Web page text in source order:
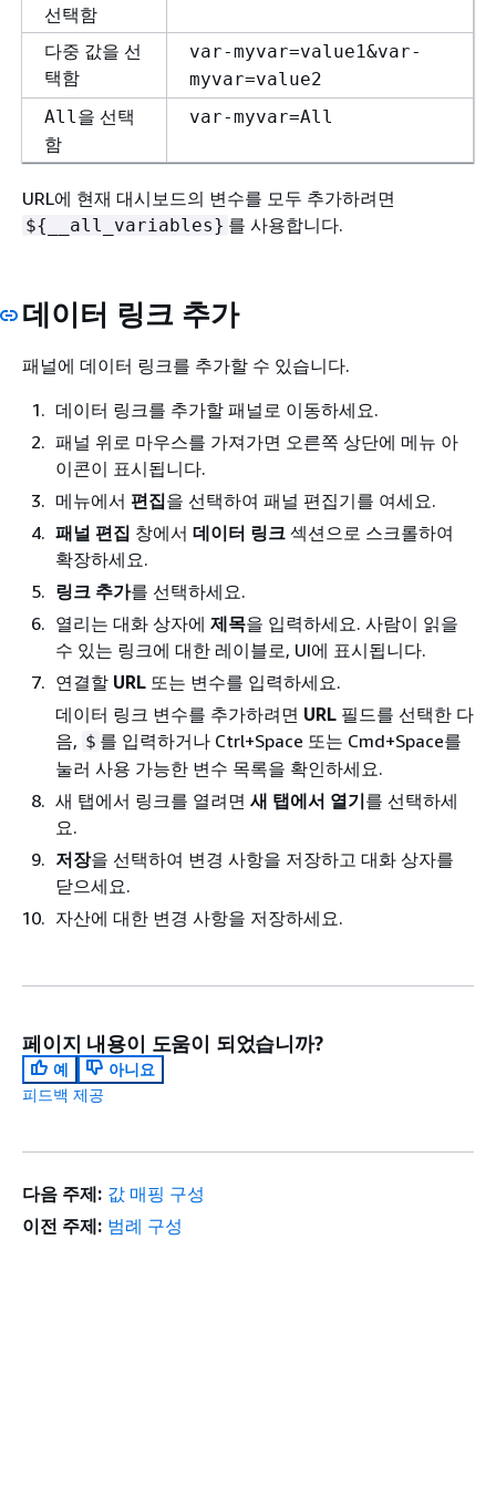
선택함
다중 값을 선
택함
var-myvar=value1&var-
myvar=value2
All 을 선택
함
var-myvar=All
URL에 현재 대시보드의 변수를 모두 추가하려면
${ __all_variables} 를 사용합니다.
데이터 링크 추가
패널에 데이터 링크를 추가할 수 있습니다.
데이터 링크를 추가할 패널로 이동하세요.
패널 위로 마우스를 가져가면 오른쪽 상단에 메뉴 아
이콘이 표시됩니다.
메뉴에서 편집을 선택하여 패널 편집기를 여세요.
패널 편집 창에서 데이터 링크 섹션으로 스크롤하여
확장하세요.
링크 추가를 선택하세요.
열리는 대화 상자에 제목을 입력하세요. 사람이 읽을
수 있는 링크에 대한 레이블로, UI에 표시됩니다.
연결할 URL 또는 변수를 입력하세요.
데이터 링크 변수를 추가하려면 URL 필드를 선택한 다
음, $ 를 입력하거나 Ctrl+Space 또는 Cmd+Space를
눌러 사용 가능한 변수 목록을 확인하세요.
새 탭에서 링크를 열려면 새 탭에서 열기를 선택하세
요.
저장을 선택하여 변경 사항을 저장하고 대화 상자를
닫으세요.
자산에 대한 변경 사항을 저장하세요.
페이지 내용이 도움이 되었습니까?
예
아니요
피드백 제공
다음 주제: 값 매핑 구성
이전 주제: 범례 구성